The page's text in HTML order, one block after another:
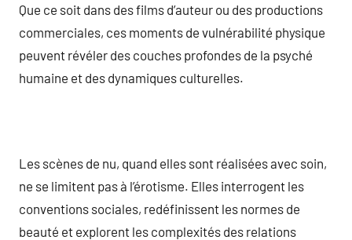
Que ce soit dans des films d’auteur ou des productions
commerciales, ces moments de vulnérabilité physique
peuvent révéler des couches profondes de la psyché
humaine et des dynamiques culturelles.
Les scènes de nu, quand elles sont réalisées avec soin,
ne se limitent pas à l’érotisme. Elles interrogent les
conventions sociales, redéfinissent les normes de
beauté et explorent les complexités des relations